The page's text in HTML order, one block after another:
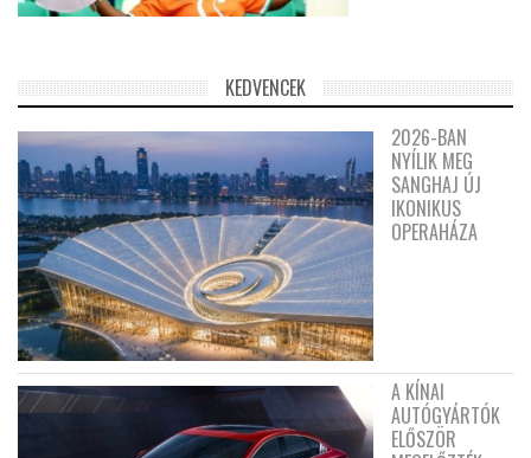
KEDVENCEK
2026-BAN
NYÍLIK MEG
SANGHAJ ÚJ
IKONIKUS
OPERAHÁZA
A KÍNAI
AUTÓGYÁRTÓK
ELŐSZÖR